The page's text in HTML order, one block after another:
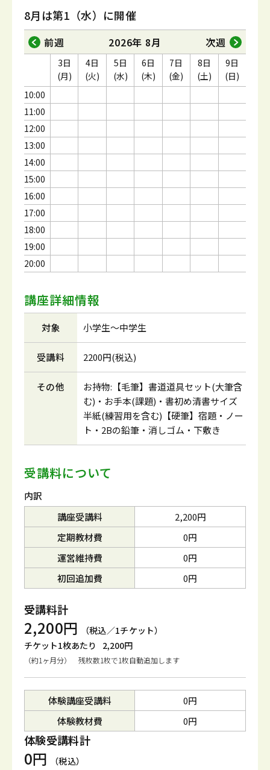
8月は第1（水）に開催
前週 2026年 8月 次週
10:00
11:00
12:00
13:00
14:00
15:00
16:00
17:00
18:00
19:00
20:00
3日
(月)
4日
(火)
5日
(水)
6日
(木)
7日
(金)
8日
(土)
9日
(日)
講座詳細情報
対象 小学生～中学生
受講料 2200円(税込)
その他
お持物:【毛筆】書道道具セット(大筆含
む)・お手本(課題)・書初め清書サイズ
半紙(練習用を含む)【硬筆】宿題・ノー
ト・2Bの鉛筆・消しゴム・下敷き
受講料について
内訳
講座受講料
2,200円
定期教材費
0円
運営維持費
0円
初回追加費
0円
受講料計
2,200円
（税込／1チケット）
チケット1枚あたり
2,200円
（約1ヶ月分） 残枚数1枚で1枚自動追加します
体験講座受講料
0円
体験教材費
0円
体験受講料計
0円 （税込）